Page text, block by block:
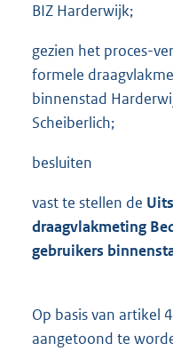
BIZ Harderwijk;
gezien het proces-
formele
binnenstad
Scheiberlich;
besluiten
vast te stellen de
draagvlakmeting
gebruikers
Op basis van artikel
aangetoond te